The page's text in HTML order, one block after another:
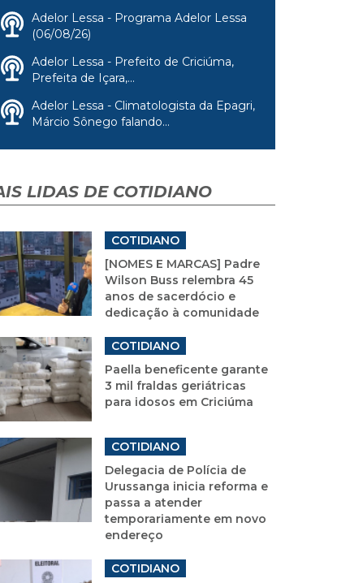
Adelor Lessa - Programa Adelor Lessa
(06/08/26)
Adelor Lessa - Prefeito de Criciúma,
Prefeita de Içara,...
Adelor Lessa - Climatologista da Epagri,
Márcio Sônego falando...
LIDAS DE COTIDIANO
COTIDIANO
[NOMES E MARCAS] Padre
Wilson Buss relembra 45
anos de sacerdócio e
dedicação à comunidade
COTIDIANO
Paella beneficente garante
3 mil fraldas geriátricas
para idosos em Criciúma
COTIDIANO
Delegacia de Polícia de
Urussanga inicia reforma e
passa a atender
temporariamente em novo
endereço
COTIDIANO